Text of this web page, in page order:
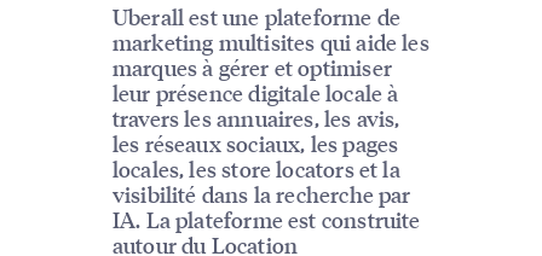
Uberall est une plateforme de
marketing multisites qui aide les
marques à gérer et optimiser
leur présence digitale locale à
travers les annuaires, les avis,
les réseaux sociaux, les pages
locales, les store locators et la
visibilité dans la recherche par
IA. La plateforme est construite
autour du Location